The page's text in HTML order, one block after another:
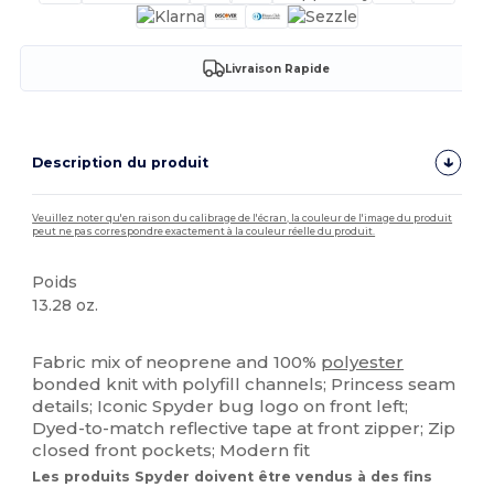
Livraison Rapide
Description du produit
Veuillez noter qu'en raison du calibrage de l'écran, la couleur de l'image du produit
peut ne pas correspondre exactement à la couleur réelle du produit.
Poids
13.28 oz.
Fabric mix of neoprene and 100% polyester
bonded knit with polyfill channels; Princess seam
details; Iconic Spyder bug logo on front left;
Dyed-to-match reflective tape at front zipper; Zip
closed front pockets; Modern fit
Les produits Spyder doivent être vendus à des fins